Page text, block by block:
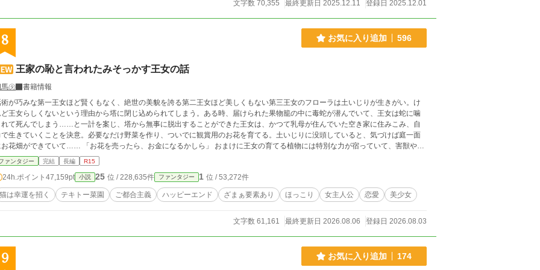
文字数 70,355 最終更新日 2025.12.11 登録日 2025.12.01
8 お気に入り追加 596
王家の恥と言われたみそっかす王女の話
㋟
書籍情報
が巧みな第一王女ほど賢くもなく、絶世の美貌を誇る第二王女ほど美しくもない第三王女のフローラは土いじりが生きがい。け
王女らしくないという理由から塔に閉じ込められてしまう。ある時、届けられた果物籠の中に毒蛇が潜んでいて、王女は蛇に噛
れて死んでしまう……と一計を案じ、塔から無事に脱出することができた王女は、かつて乳母が住んでいた空き家に住みこみ、自
生きていくことを決意。必要なだけ野菜を作り、ついでに観賞用のお花を育てる。土いじりに没頭していると、気づけば庭一面
できていて…… 「お花を売ったら、お金になるかしら」 おまけに王女の育てる植物には特別な力が宿っていて、害獣や魔
寄せ付けない聖域を生み出していた。ただ好きなことをしていただけなのに、人々に感謝され、愛され、やがて聖女としてあが
れるようになる、みそっかす王女の話。
ァンタジー 完結 長編 R15
24h.ポイント 47,159pt 小説 25 位 / 228,635件 ファンタジー 1 位 / 53,272件
猫は幸運を招く テキトー菜園 ご都合主義 ハッピーエンド ざまぁ要素あり ほっこり 女主人公 恋愛 美少女
文字数 61,161 最終更新日 2026.08.06 登録日 2026.08.03
9 お気に入り追加 174